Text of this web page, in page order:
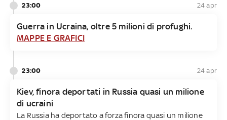
23:00 24 apr
Guerra in Ucraina, oltre 5 milioni di profughi.
MAPPE E GRAFICI
23:00 24 apr
Kiev, finora deportati in Russia quasi un milione
di ucraini
La Russia ha deportato a forza finora quasi un milione